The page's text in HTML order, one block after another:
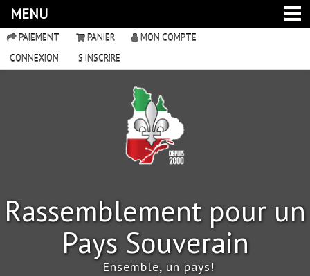
MENU
PAIEMENT PANIER
MON COMPTE
CONNEXION
S'INSCRIRE
Rassemblement pour un
Pays Souverain
Ensemble, un pays!